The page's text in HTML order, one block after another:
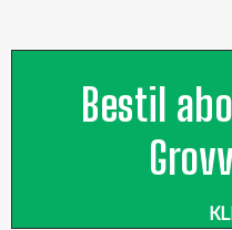
Bestil